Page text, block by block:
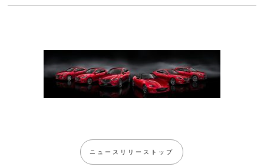
ニュースリリーストップ